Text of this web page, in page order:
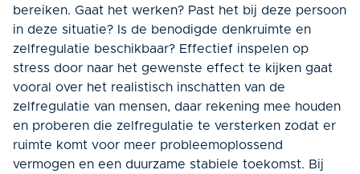
bereiken. Gaat het werken? Past het bij deze persoon
in deze situatie? Is de benodigde denkruimte en
zelfregulatie beschikbaar? Effectief inspelen op
stress door naar het gewenste effect te kijken gaat
vooral over het realistisch inschatten van de
zelfregulatie van mensen, daar rekening mee houden
en proberen die zelfregulatie te versterken zodat er
ruimte komt voor meer probleemoplossend
vermogen en een duurzame stabiele toekomst. Bij